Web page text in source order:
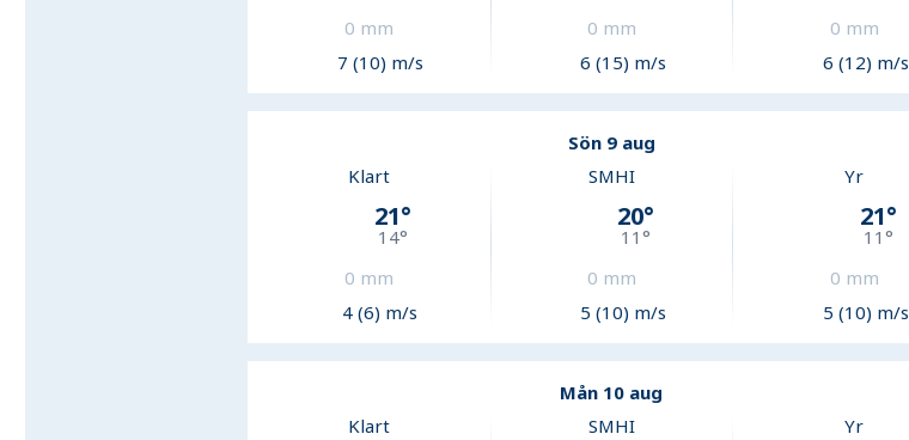
0 mm
7 (10) m/s
0 mm
6 (15) m/s
0 mm
6 (12) m/s
Sön 9 aug
Klart
21°
14°
0 mm
4 (6) m/s
SMHI
20°
11 °
0 mm
5 (10) m/s
Yr
21°
11 °
0 mm
5 (10) m/s
Mån 10 aug
Klart
SMHI Yr